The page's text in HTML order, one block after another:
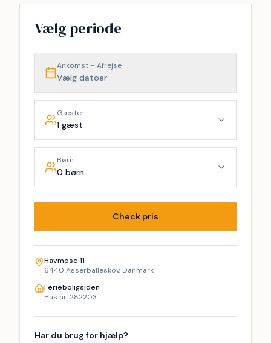
−
Vælg periode
Ankomst – Afrejse
Vælg datoer
Gæster
1 gæst
Børn
0 børn
Check pris
Havmose 11
6440 Asserballeskov, Danmark
Ferieboligsiden
Hus nr. 282203
Har du brug for hjælp?